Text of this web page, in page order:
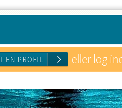
eller log